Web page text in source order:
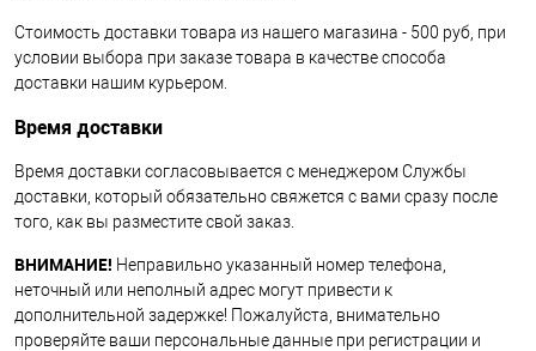
Стоимость доставки товара из нашего магазина - 500 руб, при
условии выбора при заказе товара в качестве способа
доставки нашим курьером.
Время доставки
Время доставки согласовывается с менеджером Службы
доставки, который обязательно свяжется с вами сразу после
того, как вы разместите свой заказ.
ВНИМАНИЕ! Неправильно указанный номер телефона,
неточный или неполный адрес могут привести к
дополнительной задержке! Пожалуйста, внимательно
проверяйте ваши персональные данные при регистрации и